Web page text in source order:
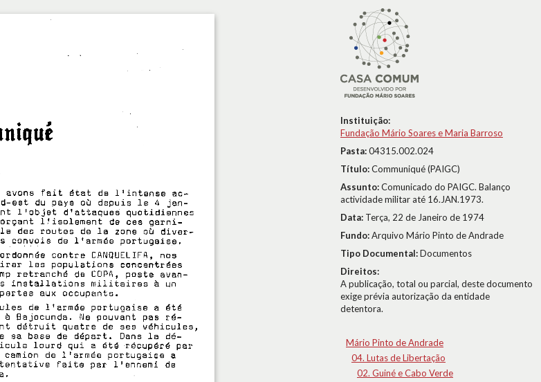
Instituição:
Fundação Mário Soares e Maria Barroso
Pasta:04315.002.024
Título:Communiqué (PAIGC)
Assunto:Comunicado do PAIGC. Balanço
actividade militar até 16.JAN.1973.
Data: Terça, 22 de Janeiro de 1974
Fundo:Arquivo Mário Pinto de Andrade
Tipo Documental:Documentos
Direitos:
A publicação, total ou parcial, deste documento
exige prévia autorização da entidade
detentora.
Mário Pinto de Andrade
04. Lutas de Libertação
02. Guiné e Cabo Verde